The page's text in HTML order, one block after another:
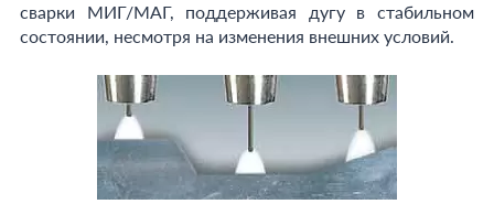
сварки MИГ/MAГ, поддерживая дугу в стабильном
состоянии, несмотря на изменения внешних условий.